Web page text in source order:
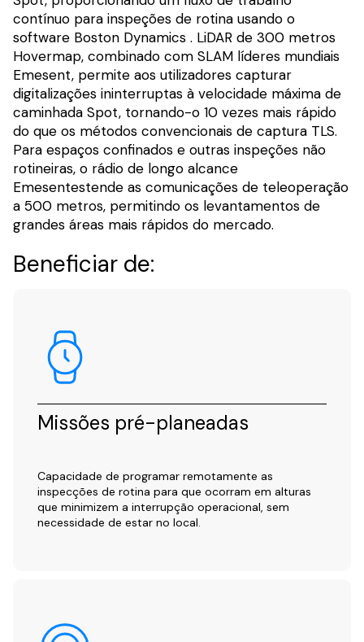
contínuo para inspeções de rotina usando o
software Boston Dynamics . LiDAR de 300 metros
Hovermap, combinado com SLAM líderes mundiais
Emesent, permite aos utilizadores capturar
digitalizações ininterruptas à velocidade máxima de
caminhada Spot, tornando-o 10 vezes mais rápido
do que os métodos convencionais de captura TLS.
Para espaços confinados e outras inspeções não
rotineiras, o rádio de longo alcance
Emesentestende as comunicações de teleoperação
a 500 metros, permitindo os levantamentos de
grandes áreas mais rápidos do mercado.
Beneficiar de:
Missões pré-planeadas
Capacidade de programar remotamente as
inspecções de rotina para que ocorram em alturas
que minimizem a interrupção operacional, sem
necessidade de estar no local.